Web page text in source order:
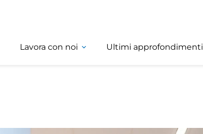
Lavora con noi Ultimi approfondimenti